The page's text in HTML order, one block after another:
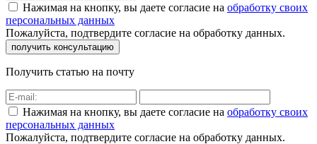
Нажимая на кнопку, вы даете согласие на обработку своих
персональных данных
Пожалуйста, подтвердите согласие на обработку данных.
Получить статью на почту
Нажимая на кнопку, вы даете согласие на обработку своих
персональных данных
Пожалуйста, подтвердите согласие на обработку данных.